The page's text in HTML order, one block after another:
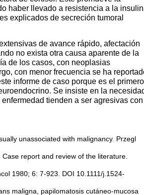
haber llevado a resistencia a la
explicados de secreción tumoral
de avance rápido, afectación
no exista otra causa aparente de la
de los casos, con neoplasias
con menor frecuencia se ha
informe de caso porque es el primero
Se insiste en la
tienden a ser agresivas con
unassociated with malignancy. Przegl
report and review of the literature.
1980; 6: 7-923. DOI 10.1111/j.1524-
maligna, papilomatosis cutáneo-mucosa